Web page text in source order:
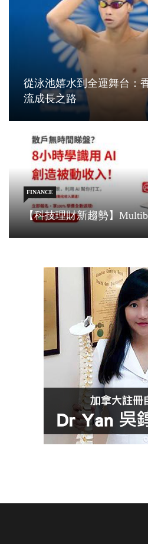
從泳池嬉水到全運舞台：
流成長之路
FINANCE
【科技理財新趨勢】